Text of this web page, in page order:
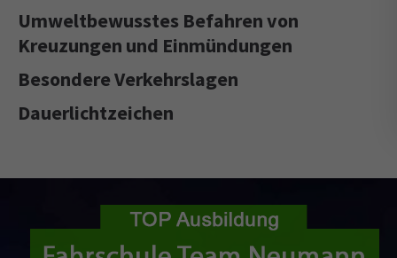
Umweltbewusstes Befahren von
Kreuzungen und Einmündungen
Besondere Verkehrslagen
Dauerlichtzeichen